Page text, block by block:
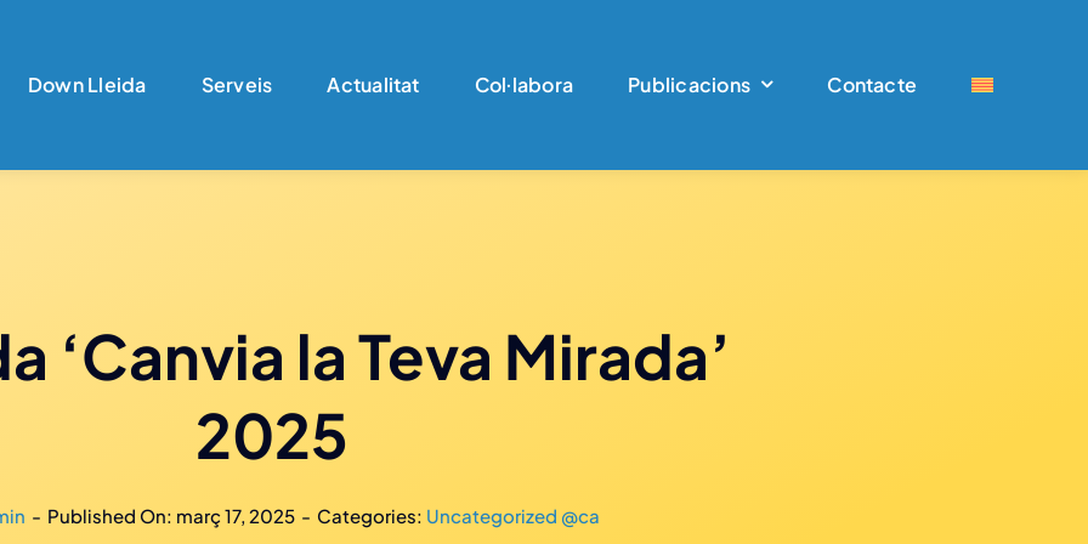
Down Lleida Serveis Actualitat Col·labora Publicacions Contacte
‘Canvia la Teva Mirada’
2025
- Published On: març 17, 2025 - Categories: Uncategorized @ca